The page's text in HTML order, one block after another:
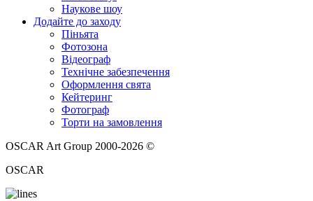
Наукове шоу
Додайте до заходу
Піньята
Фотозона
Відеограф
Технічне забезпечення
Оформлення свята
Кейтеринг
Фотограф
Торти на замовлення
OSCAR Art Group 2000-2026 ©
OSCAR